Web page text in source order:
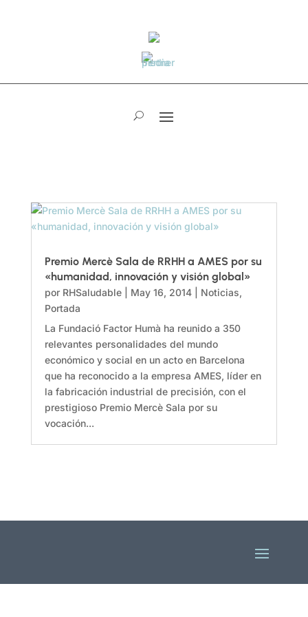
Premio Mercè Sala de RRHH a AMES por su
«humanidad, innovación y visión global»
por RHSaludable| May 16, 2014| Noticias,
Portada
La Fundació Factor Humà ha reunido a 350
relevantes personalidades del mundo
económico y social en un acto en Barcelona
que ha reconocido a la empresa AMES, líder en
la fabricación industrial de precisión, con el
prestigioso Premio Mercè Sala por su
vocación...